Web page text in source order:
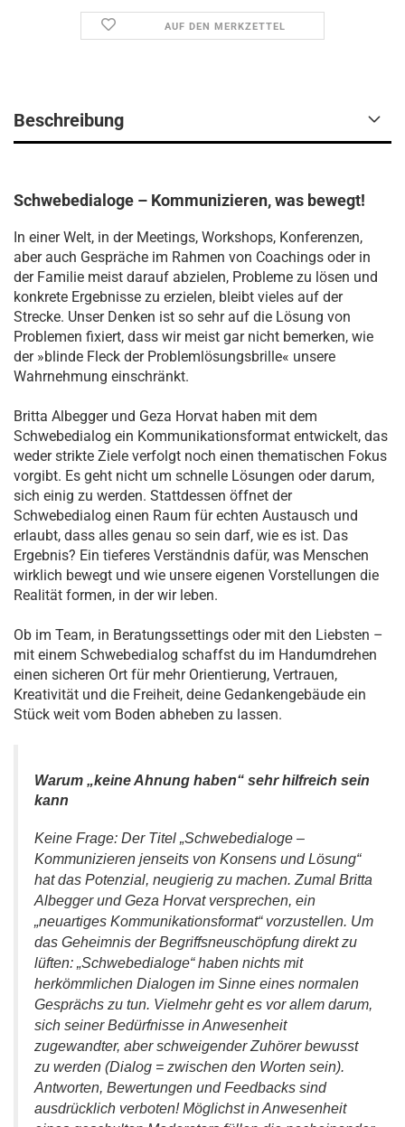
AUF DEN MERKZETTEL
Beschreibung
Schwebedialoge – Kommunizieren, was bewegt!
In einer Welt, in der Meetings, Workshops, Konferenzen,
aber auch Gespräche im Rahmen von Coachings oder in
der Familie meist darauf abzielen, Probleme zu lösen und
konkrete Ergebnisse zu erzielen, bleibt vieles auf der
Strecke. Unser Denken ist so sehr auf die Lösung von
Problemen fixiert, dass wir meist gar nicht bemerken, wie
der »blinde Fleck der Problemlösungsbrille« unsere
Wahrnehmung einschränkt.
Britta Albegger und Geza Horvat haben mit dem
Schwebedialog ein Kommunikationsformat entwickelt, das
weder strikte Ziele verfolgt noch einen thematischen Fokus
vorgibt. Es geht nicht um schnelle Lösungen oder darum,
sich einig zu werden. Stattdessen öffnet der
Schwebedialog einen Raum für echten Austausch und
erlaubt, dass alles genau so sein darf, wie es ist. Das
Ergebnis? Ein tieferes Verständnis dafür, was Menschen
wirklich bewegt und wie unsere eigenen Vorstellungen die
Realität formen, in der wir leben.
Ob im Team, in Beratungssettings oder mit den Liebsten –
mit einem Schwebedialog schaffst du im Handumdrehen
einen sicheren Ort für mehr Orientierung, Vertrauen,
Kreativität und die Freiheit, deine Gedankengebäude ein
Stück weit vom Boden abheben zu lassen.
Warum „keine Ahnung haben“ sehr hilfreich sein
kann
Keine Frage: Der Titel „Schwebedialoge –
Kommunizieren jenseits von Konsens und Lösung“
hat das Potenzial, neugierig zu machen. Zumal Britta
Albegger und Geza Horvat versprechen, ein
„neuartiges Kommunikationsformat“ vorzustellen. Um
das Geheimnis der Begriffsneuschöpfung direkt zu
lüften: „Schwebedialoge“ haben nichts mit
herkömmlichen Dialogen im Sinne eines normalen
Gesprächs zu tun. Vielmehr geht es vor allem darum,
sich seiner Bedürfnisse in Anwesenheit
zugewandter, aber schweigender Zuhörer bewusst
zu werden (Dialog = zwischen den Worten sein).
Antworten, Bewertungen und Feedbacks sind
ausdrücklich verboten! Möglichst in Anwesenheit